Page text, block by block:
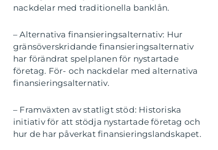
nackdelar med traditionella banklån.
– Alternativa finansieringsalternativ: Hur
gränsöverskridande finansieringsalternativ
har förändrat spelplanen för nystartade
företag. För- och nackdelar med alternativa
finansieringsalternativ.
– Framväxten av statligt stöd: Historiska
initiativ för att stödja nystartade företag och
hur de har påverkat finansieringslandskapet.